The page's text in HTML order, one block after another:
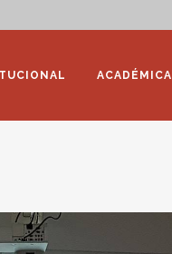
ACADÉMICA